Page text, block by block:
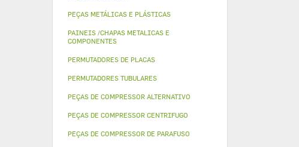
PEÇAS METÁLICAS E PLÁSTICAS
PAINEIS /CHAPAS METALICAS E
COMPONENTES
PERMUTADORES DE PLACAS
PERMUTADORES TUBULARES
PEÇAS DE COMPRESSOR ALTERNATIVO
PEÇAS DE COMPRESSOR CENTRIFUGO
PEÇAS DE COMPRESSOR DE PARAFUSO